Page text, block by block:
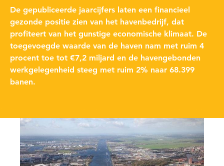
De gepubliceerde jaarcijfers laten een financieel
gezonde positie zien van het havenbedrijf, dat
profiteert van het gunstige economische klimaat. De
toegevoegde waarde van de haven nam met ruim 4
procent toe tot €7,2 miljard en de havengebonden
werkgelegenheid steeg met ruim 2% naar 68.399
banen.